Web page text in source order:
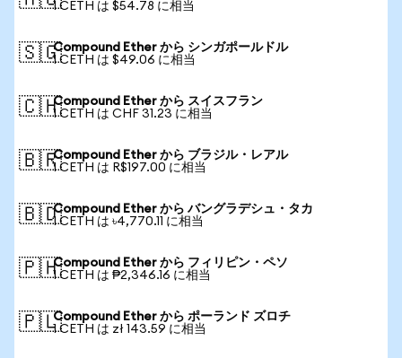
1 CETH は $54.78 に相当
🇸🇬Compound Ether から シンガポールドル
1 CETH は $49.06 に相当
🇨🇭Compound Ether から スイスフラン
1 CETH は CHF 31.23 に相当
🇧🇷Compound Ether から ブラジル・レアル
1 CETH は R$197.00 に相当
🇧🇩Compound Ether から バングラデシュ・タカ
1 CETH は ৳4,770.11 に相当
🇵🇭Compound Ether から フィリピン・ペソ
1 CETH は ₱2,346.16 に相当
🇵🇱Compound Ether から ポーランド ズロチ
1 CETH は zł 143.59 に相当